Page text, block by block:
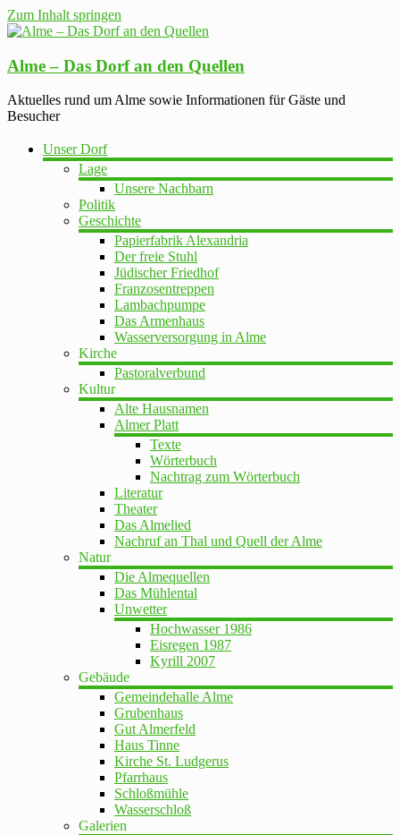
Zum Inhalt springen
Alme – Das Dorf an den Quellen
Aktuelles rund um Alme sowie Informationen für Gäste und
Besucher
Unser Dorf
Lage
Unsere Nachbarn
Politik
Geschichte
Papierfabrik Alexandria
Der freie Stuhl
Jüdischer Friedhof
Franzosentreppen
Lambachpumpe
Das Armenhaus
Wasserversorgung in Alme
Kirche
Pastoralverbund
Kultur
Alte Hausnamen
Almer Platt
Texte
Wörterbuch
Nachtrag zum Wörterbuch
Literatur
Theater
Das Almelied
Nachruf an Thal und Quell der Alme
Natur
Die Almequellen
Das Mühlental
Unwetter
Hochwasser 1986
Eisregen 1987
Kyrill 2007
Gebäude
Gemeindehalle Alme
Grubenhaus
Gut Almerfeld
Haus Tinne
Kirche St. Ludgerus
Pfarrhaus
Schloßmühle
Wasserschloß
Galerien